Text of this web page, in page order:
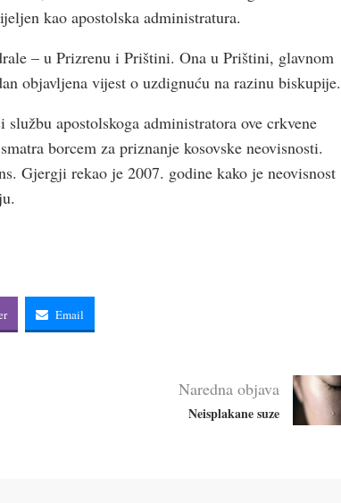
kao apostolska administratura.
– u Prizrenu i Prištini. Ona u Prištini, glavnom
objavljena vijest o uzdignuću na razinu biskupije.
apostolskoga administratora ove crkvene
borcem za priznanje kosovske neovisnosti.
Gjergji rekao je 2007. godine kako je neovisnost
Email
Naredna objava
Neisplakane suze